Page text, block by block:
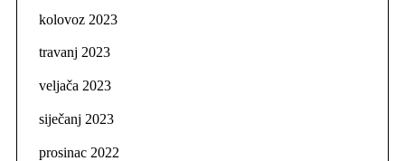
kolovoz 2023
travanj 2023
veljača 2023
siječanj 2023
prosinac 2022